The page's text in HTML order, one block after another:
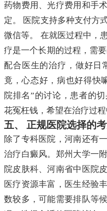
药物费用、光疗费用和手
定。 医院支持多种支付方
微信等。 在就医过程中，
疗是一个长期的过程，需
配合医生的治疗，做好日
竟，心态好，病也好得快
院排名”的讨论，患者的
花冤枉钱，希望在治疗过程
五、 正规医院选择的
除了专科医院，河南还有
治疗白癜风。郑州大学一
院皮肤科、河南省中医院
医疗资源丰富，医生经验
数较多，可能需要排队等